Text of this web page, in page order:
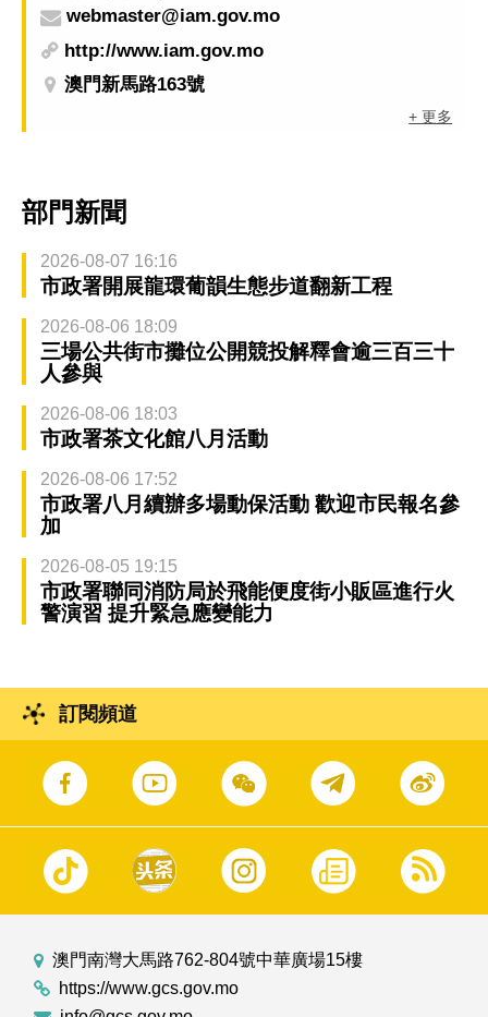
webmaster@iam.gov.mo
http://www.iam.gov.mo
澳門新馬路163號
+ 更多
部門新聞
2026-08-07 16:16
市政署開展龍環葡韻生態步道翻新工程
2026-08-06 18:09
三場公共街市攤位公開競投解釋會逾三百三十
人參與
2026-08-06 18:03
市政署茶文化館八月活動
2026-08-06 17:52
市政署八月續辦多場動保活動 歡迎市民報名參
加
2026-08-05 19:15
市政署聯同消防局於飛能便度街小販區進行火
警演習 提升緊急應變能力
訂閱頻道
澳門南灣大馬路762-804號中華廣場15樓
https://www.gcs.gov.mo